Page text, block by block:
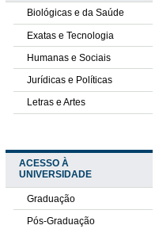
Biológicas e da Saúde
Exatas e Tecnologia
Humanas e Sociais
Jurídicas e Políticas
Letras e Artes
ACESSO À
UNIVERSIDADE
Graduação
Pós-Graduação